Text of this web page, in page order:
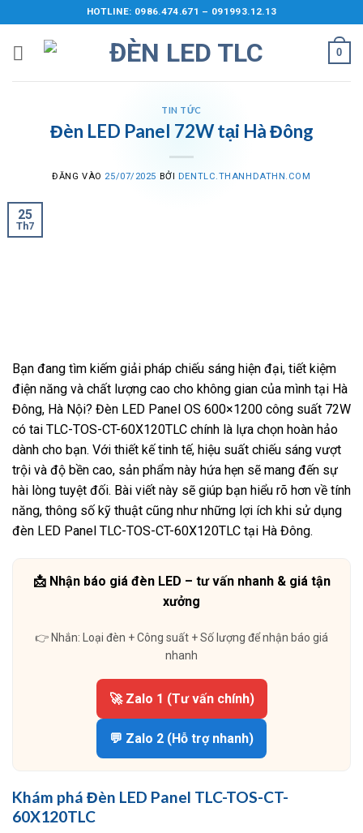
qua
nội
HOTLINE: 0986.474.671 – 091993.12.13
0
TIN TỨC
Đèn LED Panel 72W tại Hà Đông
ĐĂNG VÀO 25/07/2025 BỞI DENTLC.THANHDATHN.COM
25
Th7
Bạn đang tìm kiếm giải pháp chiếu sáng hiện đại, tiết kiệm
điện năng và chất lượng cao cho không gian của mình tại Hà
Đông, Hà Nội? Đèn LED Panel OS 600×1200 công suất 72W
có tai TLC-TOS-CT-60X120TLC chính là lựa chọn hoàn hảo
dành cho bạn. Với thiết kế tinh tế, hiệu suất chiếu sáng vượt
trội và độ bền cao, sản phẩm này hứa hẹn sẽ mang đến sự
hài lòng tuyệt đối. Bài viết này sẽ giúp bạn hiểu rõ hơn về tính
năng, thông số kỹ thuật cũng như những lợi ích khi sử dụng
đèn LED Panel TLC-TOS-CT-60X120TLC tại Hà Đông.
📩 Nhận báo giá đèn LED – tư vấn nhanh & giá tận
xưởng
👉 Nhắn: Loại đèn + Công suất + Số lượng để nhận báo giá
nhanh
🚀 Zalo 1 (Tư vấn chính)
💬 Zalo 2 (Hỗ trợ nhanh)
Khám phá Đèn LED Panel TLC-TOS-CT-
60X120TLC